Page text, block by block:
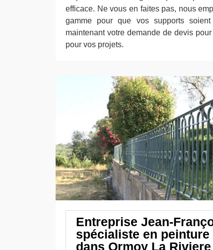
efficace. Ne vous en faites pas, nous
gamme pour que vos supports
maintenant votre demande de devis
pour vos projets.
Entreprise Jean-
spécialiste en
dans Ormoy La Riviere